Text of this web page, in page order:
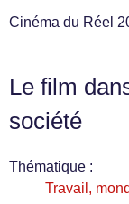
Cinéma du Réel
Le film
société
Thématique :
Travail,